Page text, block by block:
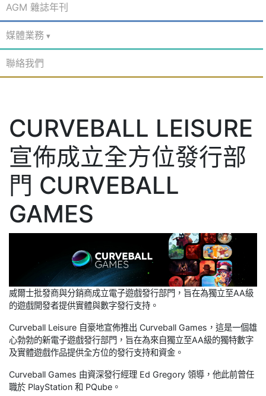
AGM 雜誌年刊
媒體業務
聯絡我們
CURVEBALL LEISURE
宣佈成立全方位發行部
門 CURVEBALL
GAMES
威爾士批發商與分銷商成立電子遊戲發行部門，旨在為獨立至AA級
的遊戲開發者提供實體與數字發行支持。
Curveball Leisure 自豪地宣佈推出 Curveball Games，這是一個雄
心勃勃的新電子遊戲發行部門，旨在為來自獨立至AA級的獨特數字
及實體遊戲作品提供全方位的發行支持和資金。
Curveball Games 由資深發行經理 Ed Gregory 領導，他此前曾任
職於 PlayStation 和 PQube。